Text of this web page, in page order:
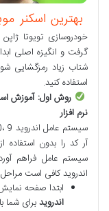
بهترین اسکنر
گرفت و انگیزه اصلی
شتاب زیاد رمزگشایی
استفاده کنید.
روش اول: آموزش
نرم افزار
آر کد را بدون استفاده
سیستم عامل فراهم
اندروید کافی است
ابتدا صفحه
اندرویدبرای شما